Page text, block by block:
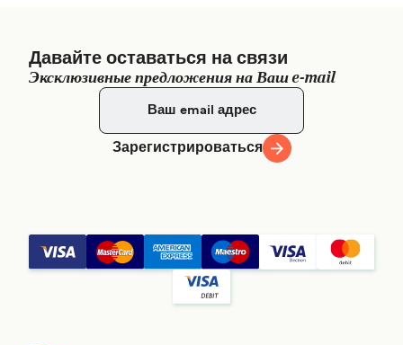
Давайте оставаться на связи
Эксклюзивные предложения на Ваш e-mail
Зарегистрироваться